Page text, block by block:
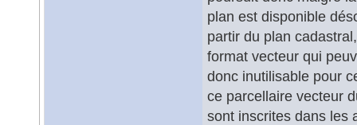
plan est disponible
partir du plan
format vecteur qui
donc inutilisable pour
ce parcellaire vecteur
sont inscrites dans les